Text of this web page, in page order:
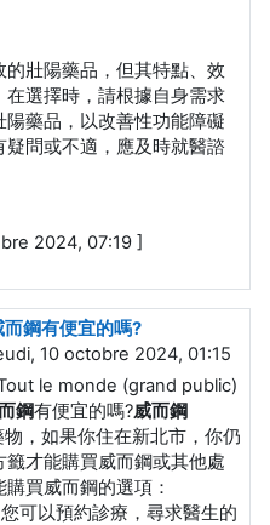
壯陽藥品，但其特點、效
選擇時，請根據自身需求
藥品，以改善性功能障礙
問或不適，應及時就醫諮
2024, 07:19 ]
鋼有便宜的嗎?
10 octobre 2024, 01:15
le monde (grand public)
鋼有便宜的嗎?威而鋼
物，如果你住在新北市，你仍
才能購買威而鋼或其他處
買威而鋼的選項：
可以預約診療，尋求醫生的